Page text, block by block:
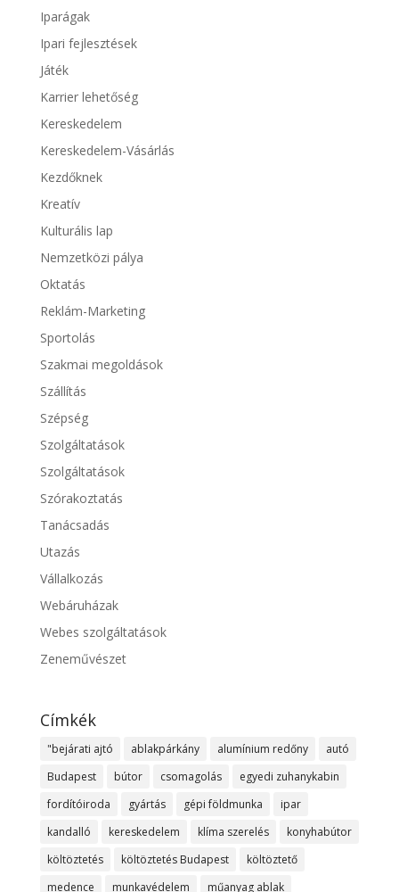
Iparágak
Ipari fejlesztések
Játék
Karrier lehetőség
Kereskedelem
Kereskedelem-Vásárlás
Kezdőknek
Kreatív
Kulturális lap
Nemzetközi pálya
Oktatás
Reklám-Marketing
Sportolás
Szakmai megoldások
Szállítás
Szépség
Szolgáltatások
Szolgáltatások
Szórakoztatás
Tanácsadás
Utazás
Vállalkozás
Webáruházak
Webes szolgáltatások
Zeneművészet
Címkék
"bejárati ajtó ablakpárkány alumínium redőny
autó
Budapest
bútor csomagolás
egyedi zuhanykabin
fordítóiroda
gyártás gépi földmunka
ipar
kandalló
kereskedelem klíma szerelés
konyhabútor
költöztetés
költöztetés Budapest
költöztető
medence
munkavédelem műanyag ablak